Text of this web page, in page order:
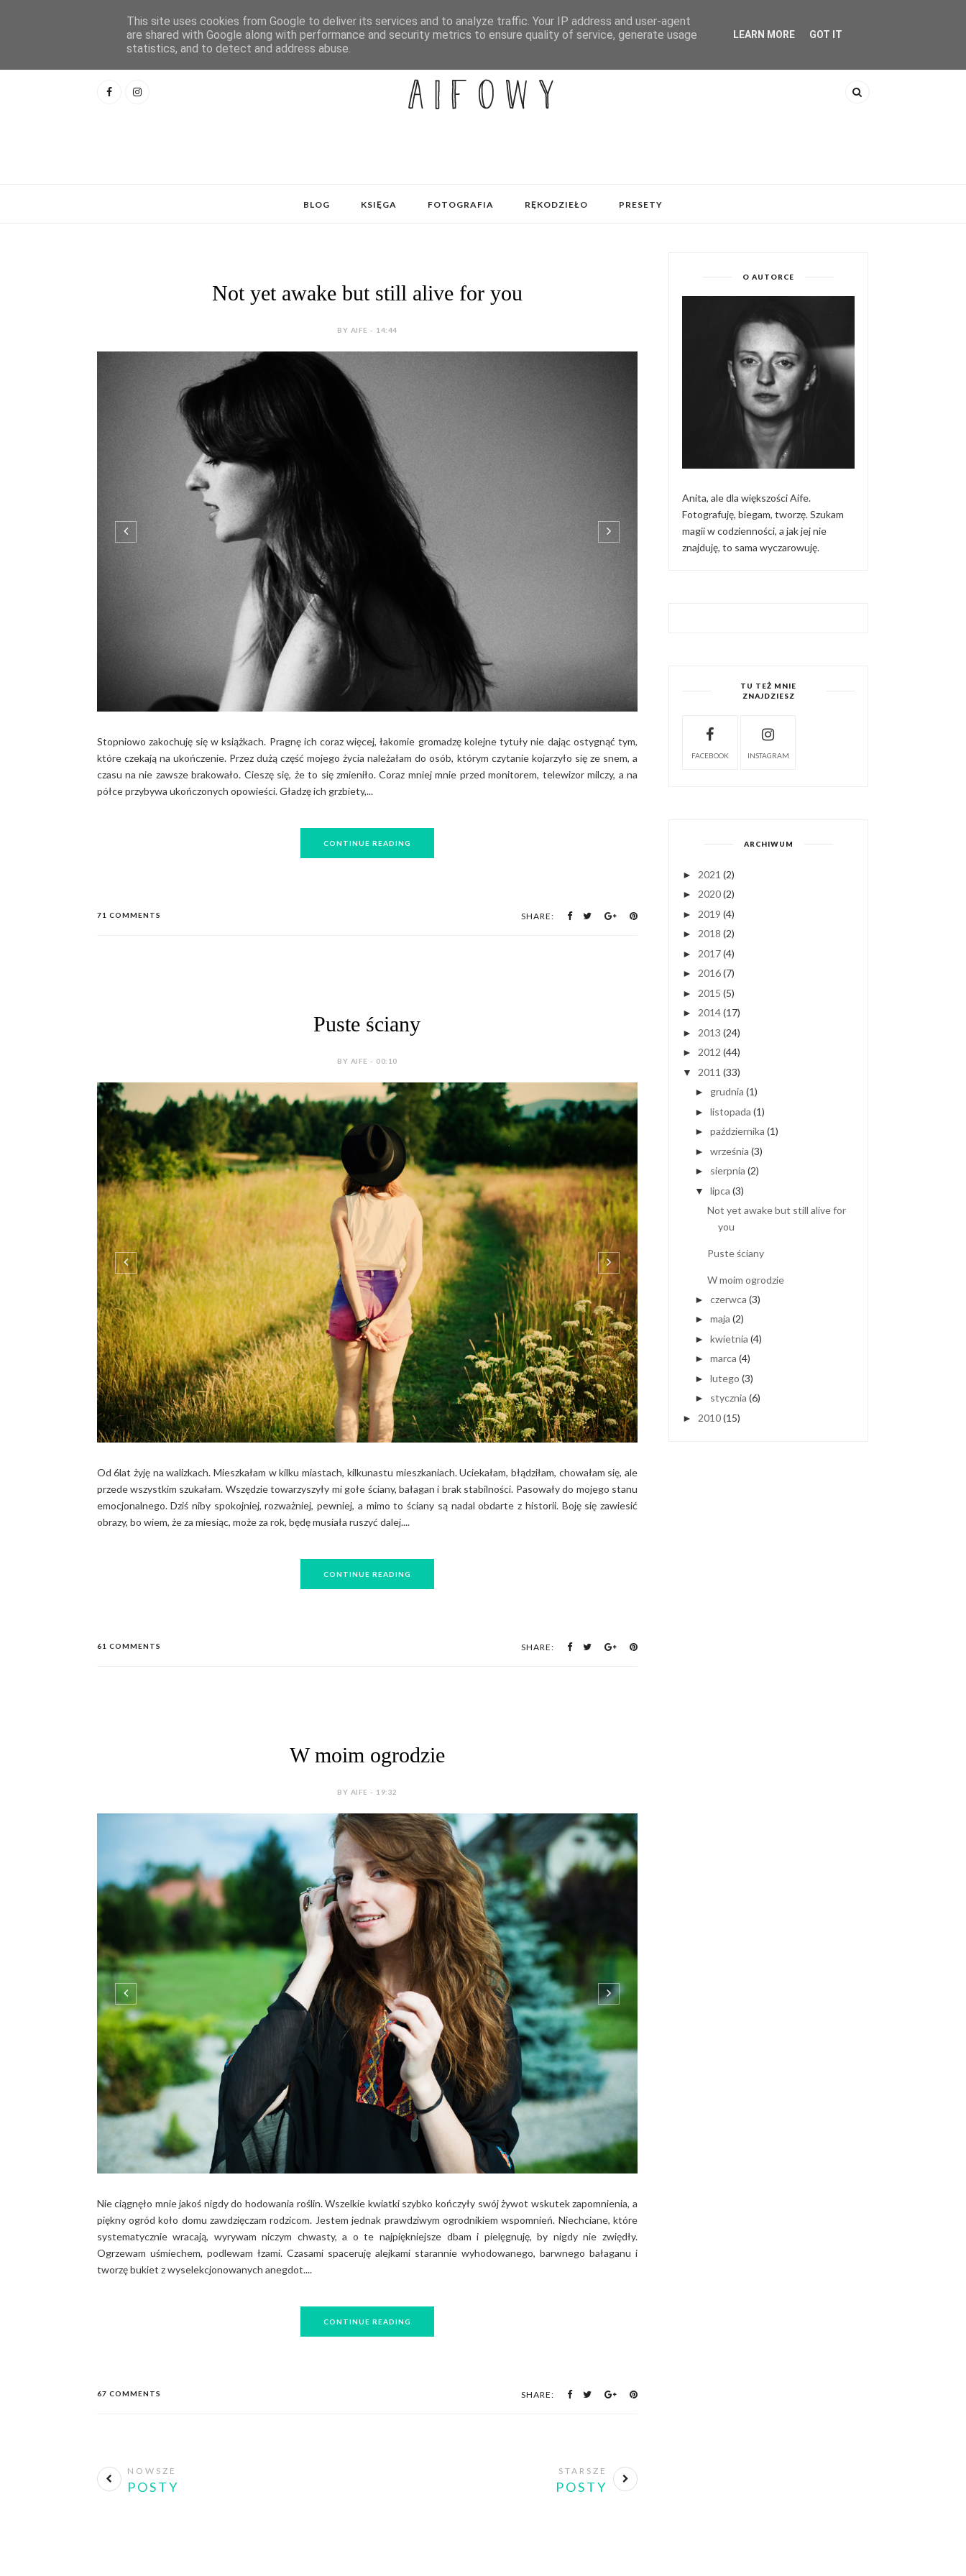
BLOG KSIĘGA FOTOGRAFIA RĘKODZIEŁO PRESETY
Not yet awake but still alive for you
BY AIFE - 14:44
Stopniowo zakochuję się w książkach. Pragnę ich coraz więcej, łakomie gromadzę kolejne tytuły nie dając ostygnąć tym,
które czekają na ukończenie. Przez dużą część mojego życia należałam do osób, którym czytanie kojarzyło się ze snem, a
czasu na nie zawsze brakowało. Cieszę się, że to się zmieniło. Coraz mniej mnie przed monitorem, telewizor milczy, a na
półce przybywa ukończonych opowieści. Gładzę ich grzbiety,...
CONTINUE READING
71 COMMENTS SHARE:
Puste ściany
BY AIFE - 00:10
Od 6lat żyję na walizkach. Mieszkałam w kilku miastach, kilkunastu mieszkaniach. Uciekałam, błądziłam, chowałam się, ale
przede wszystkim szukałam. Wszędzie towarzyszyły mi gołe ściany, bałagan i brak stabilności. Pasowały do mojego stanu
emocjonalnego. Dziś niby spokojniej, rozważniej, pewniej, a mimo to ściany są nadal obdarte z historii. Boję się zawiesić
obrazy, bo wiem, że za miesiąc, może za rok, będę musiała ruszyć dalej....
CONTINUE READING
61 COMMENTS SHARE:
W moim ogrodzie
BY AIFE - 19:32
Nie ciągnęło mnie jakoś nigdy do hodowania roślin. Wszelkie kwiatki szybko kończyły swój żywot wskutek zapomnienia, a
piękny ogród koło domu zawdzięczam rodzicom. Jestem jednak prawdziwym ogrodnikiem wspomnień. Niechciane, które
systematycznie wracają, wyrywam niczym chwasty, a o te najpiękniejsze dbam i pielęgnuję, by nigdy nie zwiędły.
Ogrzewam uśmiechem, podlewam łzami. Czasami spaceruję alejkami starannie wyhodowanego, barwnego bałaganu i
tworzę bukiet z wyselekcjonowanych anegdot....
CONTINUE READING
67 COMMENTS SHARE:
NOWSZE
POSTY
STARSZE
POSTY
O AUTORCE
Anita, ale dla większości Aife.
Fotografuję, biegam, tworzę. Szukam
magii w codzienności, a jak jej nie
znajduję, to sama wyczarowuję.
TU TEŻ MNIE
ZNAJDZIESZ
FACEBOOK INSTAGRAM
ARCHIWUM
► 2021 (2)
► 2020(2)
► 2019 (4)
► 2018 (2)
► 2017(4)
► 2016(7)
► 2015 (5)
► 2014(17)
► 2013 (24)
► 2012 (44)
▼ 2011 (33)
► grudnia (1)
► listopada (1)
► października (1)
► września (3)
► sierpnia (2)
▼ lipca (3)
Not yet awake but still alive for
you
Puste ściany
W moim ogrodzie
► czerwca (3)
► maja (2)
► kwietnia (4)
► marca (4)
► lutego (3)
► stycznia (6)
► 2010(15)
This site uses cookies from Google to deliver its services and to analyze traffic. Your IP address and user-agent
are shared with Google along with performance and security metrics to ensure quality of service, generate usage
statistics, and to detect and address abuse.
LEARN MORE GOT IT